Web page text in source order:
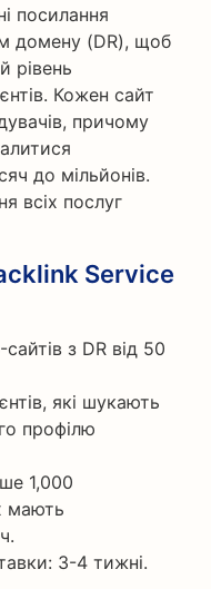
посилання
домену (DR), щоб
рівень
Кожен сайт
причому
до мільйонів.
всіх послуг
Service
з DR від 50
які шукають
профілю
1,000
мають
3-4 тижні.